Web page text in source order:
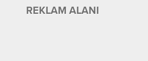
REKLAM ALANI